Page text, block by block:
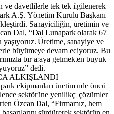
ve davetlilerle tek tek ilgilenerek
A.Ş. Yönetim Kurulu Başkanı
Sanayiciliğin, üretimin ve
Dal, “Dal Lunapark olarak 67
yaşıyoruz. Üretime, sanayiye ve
büyümeye devam ediyoruz. Bu
bir araya gelmekten büyük
dedi.
ALKIŞLANDI
ekipmanları üretiminde öncü
sektörüne yenilikçi çözümler
Özcan Dal, “Firmamız, hem